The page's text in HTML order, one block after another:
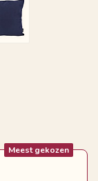
Meest gekozen